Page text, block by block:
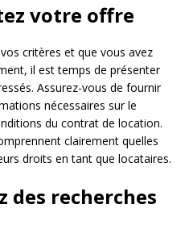
votre offre
critères et que vous avez
il est temps de présenter
Assurez-vous de fournir
nécessaires sur le
du contrat de location.
clairement quelles
droits en tant que locataires.
des recherches